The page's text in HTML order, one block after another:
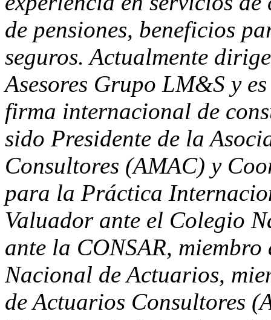
de pensiones, beneficios
seguros. Actualmente
Asesores Grupo LM&S y
firma internacional de
sido Presidente de la
Consultores (AMAC) y
para la Práctica
Valuador ante el Colegio
ante la CONSAR,
Nacional de Actuarios,
de Actuarios Consultores